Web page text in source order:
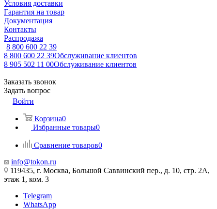
Условия доставки
Гарантия на товар
Документация
Контакты
Распродажа
8 800 600 22 39
8 800 600 22 39Обслуживание клиентов
8 905 502 11 00Обслуживание клиентов
Заказать звонок
Задать вопрос
Войти
Корзина0
Избранные товары0
Сравнение товаров0
info@tokon.ru
119435, г. Москва, Большой Саввинский пер., д. 10, стр. 2А,
этаж 1, ком. 3
Telegram
WhatsApp